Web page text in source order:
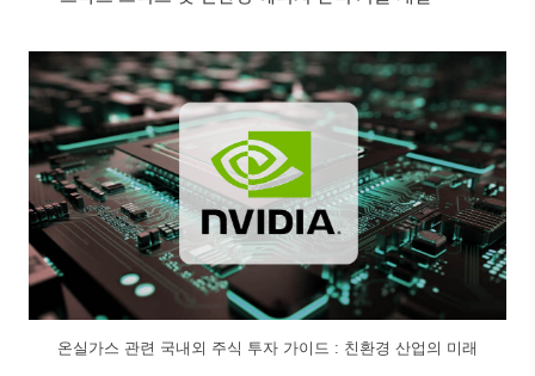
온실가스 관련 국내외 주식 투자 가이드 : 친환경 산업의 미래